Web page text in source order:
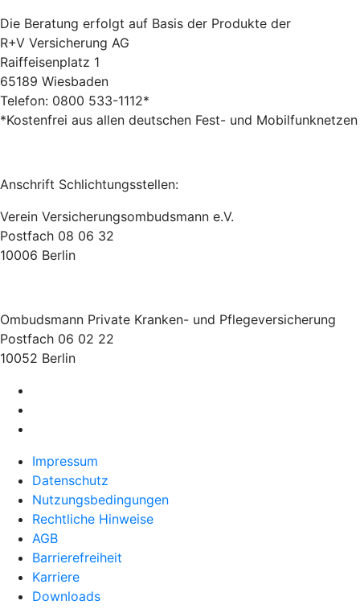
Die Beratung erfolgt auf Basis der Produkte der
R+V Versicherung AG
Raiffeisenplatz 1
65189 Wiesbaden
Telefon: 0800 533-1112*
*Kostenfrei aus allen deutschen Fest- und Mobilfunknetzen
Anschrift Schlichtungsstellen:
Verein Versicherungsombudsmann e.V.
Postfach 08 06 32
10006 Berlin
Ombudsmann Private Kranken- und Pflegeversicherung
Postfach 06 02 22
10052 Berlin
Impressum
Datenschutz
Nutzungsbedingungen
Rechtliche Hinweise
AGB
Barrierefreiheit
Karriere
Downloads